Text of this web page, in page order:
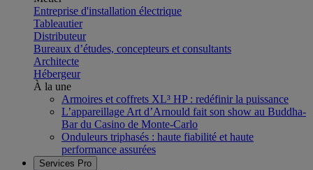
Entreprise d'installation électrique
Tableautier
Distributeur
Bureaux d’études, concepteurs et consultants
Architecte
Hébergeur
À la une
Armoires et coffrets XL³ HP : redéfinir la puissance
L’appareillage Art d’Arnould fait son show au Buddha-
Bar du Casino de Monte-Carlo
Onduleurs triphasés : haute fiabilité et haute
performance assurées
Services Pro